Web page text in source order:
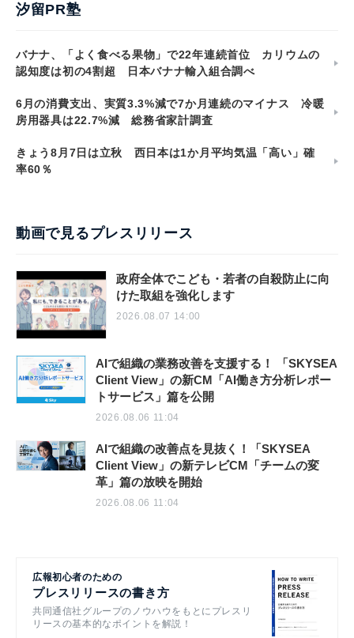
汐留PR塾
バナナ、「よく食べる果物」で22年連続首位 カリウムの
認知度は初の4割超 日本バナナ輸入組合調べ
6月の消費支出、実質3.3%減で7か月連続のマイナス 冷暖
房用器具は22.7%減 総務省家計調査
きょう8月7日は立秋 西日本は1か月平均気温「高い」確
率60％
動画で見るプレスリリース
政府全体でこども・若者の自殺防止に向
けた取組を強化します
2026.08.07 14:00
AIで組織の業務改善を支援する！ 「SKYSEA
Client View」の新CM「AI働き方分析レポー
トサービス」篇を公開
2026.08.06 11:04
AIで組織の改善点を見抜く！「SKYSEA
Client View」の新テレビCM「チームの変
革」篇の放映を開始
2026.08.06 11:04
広報初心者のための
プレスリリースの書き方
共同通信社グループのノウハウをもとにプレスリ
リースの基本的なポイントを解説！